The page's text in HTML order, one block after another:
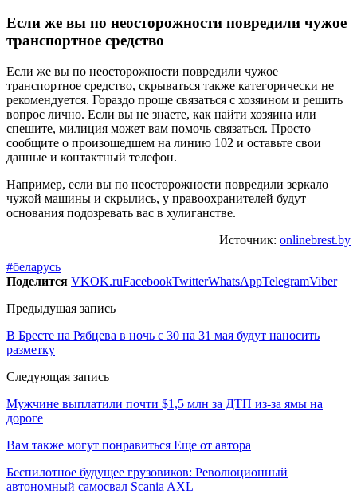
Если же вы по неосторожности повредили чужое
транспортное средство
Если же вы по неосторожности повредили чужое
транспортное средство, скрываться также категорически не
рекомендуется. Гораздо проще связаться с хозяином и решить
вопрос лично. Если вы не знаете, как найти хозяина или
спешите, милиция может вам помочь связаться. Просто
сообщите о произошедшем на линию 102 и оставьте свои
данные и контактный телефон.
Например, если вы по неосторожности повредили зеркало
чужой машины и скрылись, у правоохранителей будут
основания подозревать вас в хулиганстве.
Источник: onlinebrest.by
#беларусь
Поделится VKOK.ruFacebookTwitterWhatsAppTelegramViber
Предыдущая запись
В Бресте на Рябцева в ночь с 30 на 31 мая будут наносить
разметку
Следующая запись
Мужчине выплатили почти $1,5 млн за ДТП из-за ямы на
дороге
Вам также могут понравиться Еще от автора
Беспилотное будущее грузовиков: Революционный
автономный самосвал Scania AXL